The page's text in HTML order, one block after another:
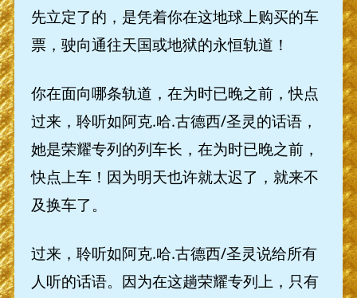
先立定了的，是凭着你在这地球上购买的车
票，驶向通往天国或地狱的永恒轨道！
你在面向哪条轨道，在为时已晚之前，快点
过来，聆听如阿克.哈.古德西/圣灵的话语，
她是荣耀专列的列车长，在为时已晚之前，
快点上车！因为明天也许就太迟了，就来不
及换车了。
过来，聆听如阿克.哈.古德西/圣灵说给所有
人听的话语。因为在这趟荣耀专列上，只有